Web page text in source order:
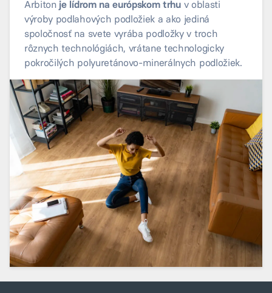
Arbiton je lídrom na európskom trhuv oblasti
výroby podlahových podložiek a ako jediná
spoločnosť na svete vyrába podložky v troch
rôznych technológiách, vrátane technologicky
pokročilých polyuretánovo-minerálnych podložiek.